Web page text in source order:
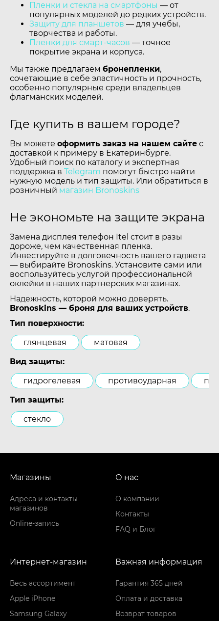
Пленки и стекла на смартфоны — от
популярных моделей до редких устройств.
Защиту для планшетов — для учебы,
творчества и работы.
Пленки для смарт-часов — точное
покрытие экрана и корпуса.
Мы также предлагаем бронепленки,
сочетающие в себе эластичность и прочность,
особенно популярные среди владельцев
флагманских моделей.
Где купить в вашем городе?
Вы можете оформить заказ на нашем сайте с
доставкой к примеру в Екатеринбурге.
Удобный поиск по каталогу и экспертная
поддержка в Telegram помогут быстро найти
нужную модель и тип защиты. Или обратиться в
розничный магазин Bronoskins
Не экономьте на защите экрана
Замена дисплея телефон Itel стоит в разы
дороже, чем качественная пленка.
Инвестируйте в долговечность вашего гаджета
— выбирайте Bronoskins. Установите сами или
воспользуйтесь услугой профессиональной
оклейки в наших партнерских магазинах.
Надежность, которой можно доверять.
Bronoskins — броня для ваших устройств.
Тип поверхности:
глянцевая матовая
Вид защиты:
гидрогелевая противоударная
Тип защиты:
стекло
Магазины
Адреса и контакты
магазинов
Online-запись
О нас
О компании
Контакты
FAQ и Блог
Интернет-магазин
Весь ассортимент
Apple iPhone
Samsung Galaxy
Важная информация
Гарантия 365 дней
Оплата и доставка
Возврат товаров